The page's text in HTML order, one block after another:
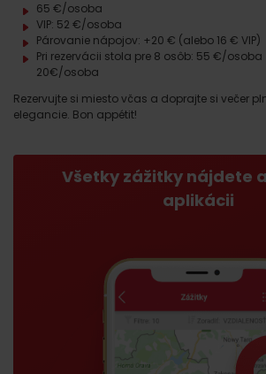
65 €/osoba
VIP: 52 €/osoba
Párovanie nápojov: +20 € (alebo 16 € VIP)
Pri rezervácii stola pre 8 osôb: 55 €/
20€/osoba
Rezervujte si miesto včas a doprajte si večer
elegancie. Bon appétit!
Všetky zážitky nájdete
aplikácii